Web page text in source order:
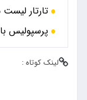
تارتار لیست
پرسپولیس
لینک کوتاه :